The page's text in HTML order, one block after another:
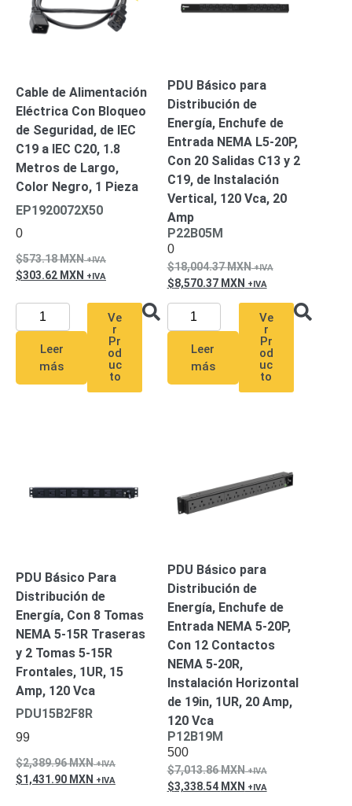
/ AHD /
HD-TVI
/ Eyeball /
TurretEspecialesLente
MotorizadoOcultas
-
Pinhole PTZVideograbadoras
Analógicas
Drones,
Robots e
Cámaras
Industriales
Adaptadores
BateríasFuentes
con
de Largo
AlcanceUPS
- No Break
Kits-
Sistemas
Completos
IP
Megapixel
de 8
Canales
Cable de Alimentación
Eléctrica Con Bloqueo
de Seguridad, de IEC
C19 a IEC C20, 1.8
Metros de Largo,
Color Negro, 1 Pieza
EP1920072X50
0
573.18MXN
303.62 MXN
Leer
más
Ve
r
Pr
od
uc
to
PDU Básico para
Distribución de
Energía, Enchufe de
Entrada NEMA L5-20P,
Con 20 Salidas C13 y 2
C19, de Instalación
Vertical, 120 Vca, 20
Amp
P22B05M
0
18,004.37MXN
8,570.37 MXN
Leer
más
Ve
r
Pr
od
uc
to
PDU Básico Para
Distribución de
Energía, Con 8 Tomas
NEMA 5-15R Traseras
y 2 Tomas 5-15R
Frontales, 1UR, 15
Amp, 120 Vca
PDU15B2F8R
99
2,389.96MXN
1,431.90 MXN
PDU Básico para
Distribución de
Energía, Enchufe de
Entrada NEMA 5-20P,
Con 12 Contactos
NEMA 5-20R,
Instalación Horizontal
de 19in, 1UR, 20 Amp,
120 Vca
P12B19M
500
7,013.86MXN
3,338.54 MXN